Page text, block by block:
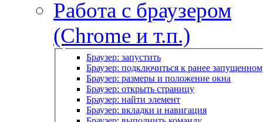
Работа с браузером
(Chrome и т.п.)
Браузер: запустить
Браузер: подключиться к ранее
Браузер: размеры и положение окна
Браузер: открыть страницу
Браузер: найти элемент
Браузер: вкладки и навигация